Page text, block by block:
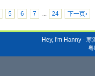
5 6 7 ... 24 下一页›
Hey, I'm Hanny - 寒